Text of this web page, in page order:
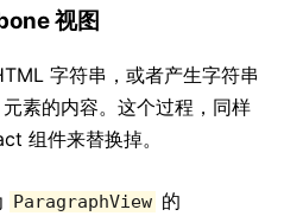
视图
字符串，或者产生字符串
素的内容。这个过程，同样
组件来替换掉。
ParagraphView 的